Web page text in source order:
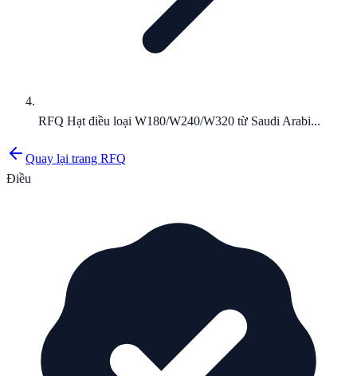
RFQ Hạt điều loại W180/W240/W320 từ Saudi Arabi...
Quay lại trang RFQ
Điều